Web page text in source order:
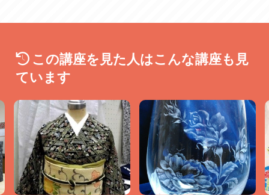
この講座を見た人はこんな講座も見
ています